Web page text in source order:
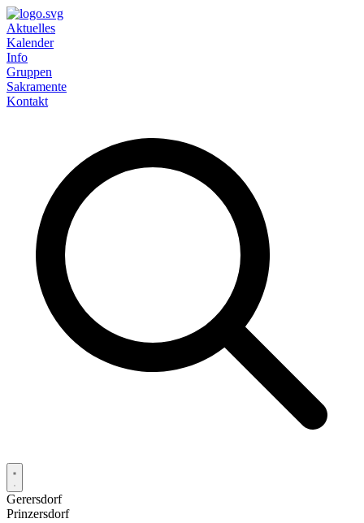
Aktuelles
Kalender
Info
Gruppen
Sakramente
Kontakt
Gerersdorf
Prinzersdorf